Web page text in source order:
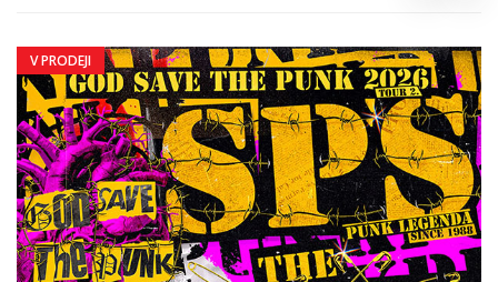
V PRODEJI